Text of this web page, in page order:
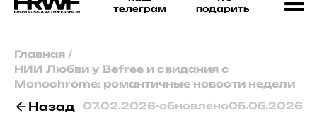
телеграм
подарить
Главная /
НИИ Любви у Befree и свидания с
Monochrome: романтичные новости недели
Назад 07.02.2026•обновлено05.05.2026